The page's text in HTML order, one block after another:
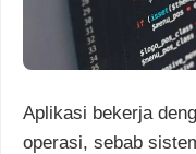
Aplikasi bekerja
operasi, sebab